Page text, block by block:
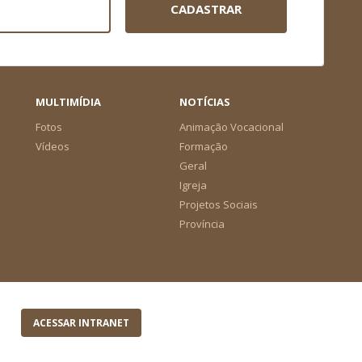
CADASTRAR
MULTIMÍDIA
Fotos
Vídeos
NOTÍCIAS
Animação Vocacional
Formação
Geral
Igreja
Projetos Sociais
Província
ACESSAR INTRANET